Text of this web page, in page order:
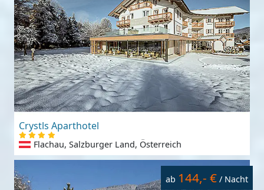
Crystls Aparthotel
Flachau, Salzburger Land, Österreich
ab 144,- € / Nacht